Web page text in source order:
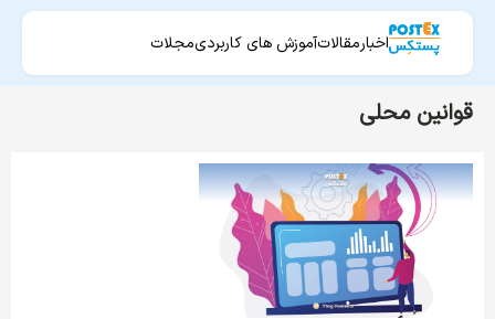
اخبارمقالاتآموزش های کاربردیمجلات
قوانین محلی